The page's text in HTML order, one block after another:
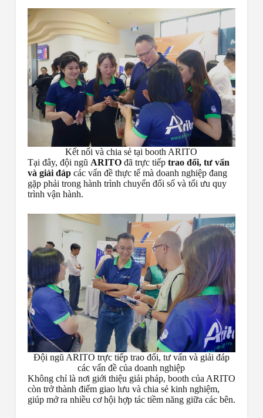
Kết nối và chia sẻ tại booth ARITO
Tại đây, đội ngũ ARITOđã trực tiếp trao đổi, tư vấn
và giải đápcác vấn đề thực tế mà doanh nghiệp đang
gặp phải trong hành trình chuyển đổi số và tối ưu quy
trình vận hành.
Đội ngũ ARITO trực tiếp trao đổi, tư vấn và giải đáp
các vấn đề của doanh nghiệp
Không chỉ là nơi giới thiệu giải pháp, booth của ARITO
còn trở thành điểm giao lưu và chia sẻ kinh nghiệm,
giúp mở ra nhiều cơ hội hợp tác tiềm năng giữa các bên.